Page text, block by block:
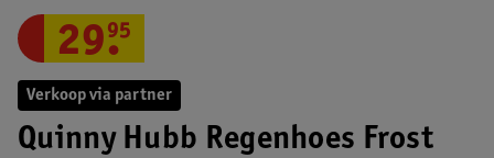
Verkoop via partner
Quinny Hubb Regenhoes Frost
29.
95